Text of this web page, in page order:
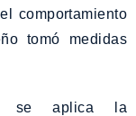
comportamiento
tomó medidas
se aplica la